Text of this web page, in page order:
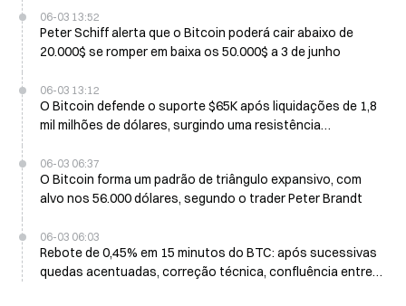
06-03 13:52
Peter Schiff alerta que o Bitcoin poderá cair abaixo de
20.000$ se romper em baixa os 50.000$ a 3 de junho
06-03 13:12
O Bitcoin defende o suporte $65K após liquidações de 1,8
mil milhões de dólares, surgindo uma resistência
06-03 06:37
O Bitcoin forma um padrão de triângulo expansivo, com
alvo nos 56.000 dólares, segundo o trader Peter Brandt
06-03 06:03
Rebote de 0,45% em 15 minutos do BTC: após sucessivas
quedas acentuadas, correção técnica, confluência entre